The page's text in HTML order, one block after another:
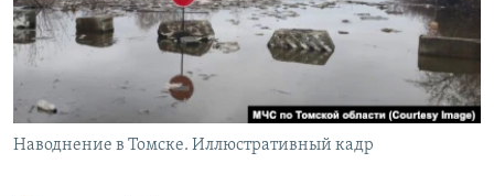
СОЦИАЛЬНЫЕ СЕТИ
Наводнение в Томске. Иллюстративный кадр